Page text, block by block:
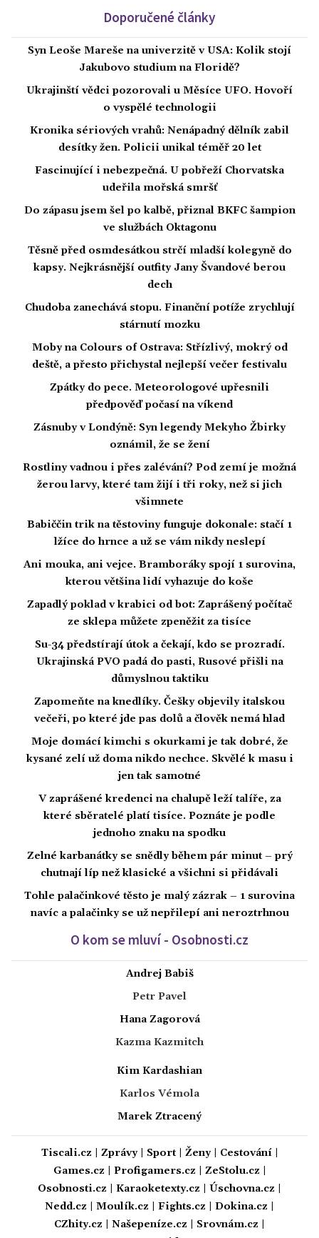
Doporučené články
Syn Leoše Mareše na univerzitě v USA: Kolik stojí
Jakubovo studium na Floridě?
Ukrajinští vědci pozorovali u Měsíce UFO. Hovoří
o vyspělé technologii
Kronika sériových vrahů: Nenápadný dělník zabil
desítky žen. Policii unikal téměř 20 let
Fascinující i nebezpečná. U pobřeží Chorvatska
udeřila mořská smršť
Do zápasu jsem šel po kalbě, přiznal BKFC šampion
ve službách Oktagonu
Těsně před osmdesátkou strčí mladší kolegyně do
kapsy. Nejkrásnější outfity Jany Švandové berou
dech
Chudoba zanechává stopu. Finanční potíže zrychlují
stárnutí mozku
Moby na Colours of Ostrava: Střízlivý, mokrý od
deště, a přesto přichystal nejlepší večer festivalu
Zpátky do pece. Meteorologové upřesnili
předpověď počasí na víkend
Zásnuby v Londýně: Syn legendy Mekyho Žbirky
oznámil, že se žení
Rostliny vadnou i přes zalévání? Pod zemí je možná
žerou larvy, které tam žijí i tři roky, než si jich
všimnete
Babiččin trik na těstoviny funguje dokonale: stačí 1
lžíce do hrnce a už se vám nikdy neslepí
Ani mouka, ani vejce. Bramboráky spojí 1 surovina,
kterou většina lidí vyhazuje do koše
Zapadlý poklad v krabici od bot: Zaprášený počítač
ze sklepa můžete zpeněžit za tisíce
Su-34 předstírají útok a čekají, kdo se prozradí.
Ukrajinská PVO padá do pasti, Rusové přišli na
důmyslnou taktiku
Zapomeňte na knedlíky. Češky objevily italskou
večeři, po které jde pas dolů a člověk nemá hlad
Moje domácí kimchi s okurkami je tak dobré, že
kysané zelí už doma nikdo nechce. Skvělé k masu i
jen tak samotné
V zaprášené kredenci na chalupě leží talíře, za
které sběratelé platí tisíce. Poznáte je podle
jednoho znaku na spodku
Zelné karbanátky se snědly během pár minut – prý
chutnají líp než klasické a všichni si přidávali
Tohle palačinkové těsto je malý zázrak – 1 surovina
navíc a palačinky se už nepřilepí ani neroztrhnou
O kom se mluví - Osobnosti.cz
Andrej Babiš
Petr Pavel
Hana Zagorová
Kazma Kazmitch
Kim Kardashian
Karlos Vémola
Marek Ztracený
Tiscali.cz Zprávy| Sport| Ženy| Cestování|
Games.cz
Profigamers.cz ZeStolu.cz
Osobnosti.cz
Karaoketexty.cz Úschovna.cz
Nedd.cz
Moulík.cz Fights.cz Dokina.cz
CZhity.cz
Našepeníze.cz Srovnám.cz